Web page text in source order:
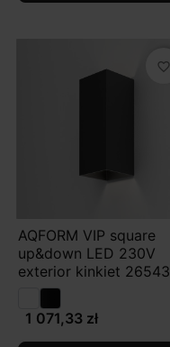
favorite_border
AQFORM VIP square
up&down LED 230V
exterior kinkiet 26543
1 071,33 zł